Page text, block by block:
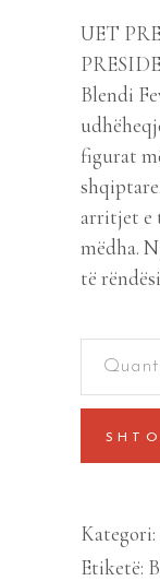
UET
Blendi
figurat
arritjet e
mëdha.
të
Kategori:
Etiketë: